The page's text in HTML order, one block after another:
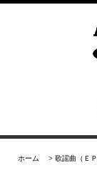
ホーム > 歌謡曲（ＥＰ